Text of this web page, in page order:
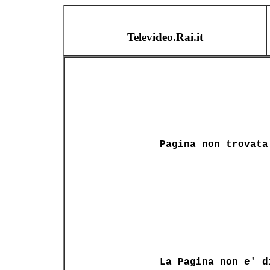
Televideo.Rai.it
Pagina non trovata
La Pagina non e'